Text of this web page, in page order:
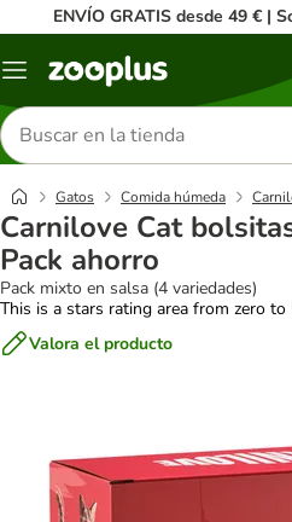
ENVÍO GRATIS desde 49 € |
Menú
Buscar
productos
Gatos Comida húmeda
Carnilove Cat
Pack ahorro
Pack mixto en salsa (4 variedades)
This is a stars rating area from zero to
Valora el producto